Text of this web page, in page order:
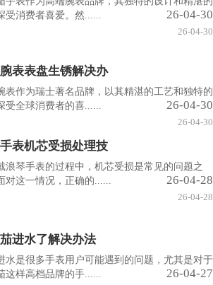
受消费者喜爱。然......
26-04-30
26-04-30
表表盘生锈解决办
表作为瑞士著名品牌，以其精湛的工艺和独特的
受全球消费者的喜......
26-04-30
26-04-30
表机芯受损处理技
浪琴手表的过程中，机芯受损是常见的问题之
对这一情况，正确的......
26-04-28
26-04-28
进水了解决办法
水是很多手表用户可能遇到的问题，尤其是对于
这样高档品牌的手......
26-04-27